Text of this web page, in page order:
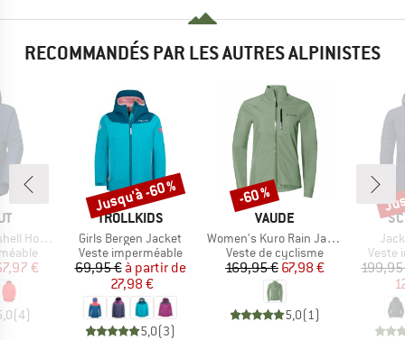
RECOMMANDÉS PAR LES AUTRES ALPINISTES
Jacket
réduit
€
(4)
MARQUE
TROLLKIDS
Article
Girls Bergen Jacket
Product group
Veste imperméable
Prix
69,95 € Prix réduit
à partir de
27,98 €
5,0(3)
Remise
Jusqu'à -60 %
MARQUE
VAUDE
Article
Women's Kuro Rain Jacket
Product group
Veste de cyclisme
Prix
169,95 €Prix réduit
67,98 €
5,0(1)
Remise
-60 %
Veste